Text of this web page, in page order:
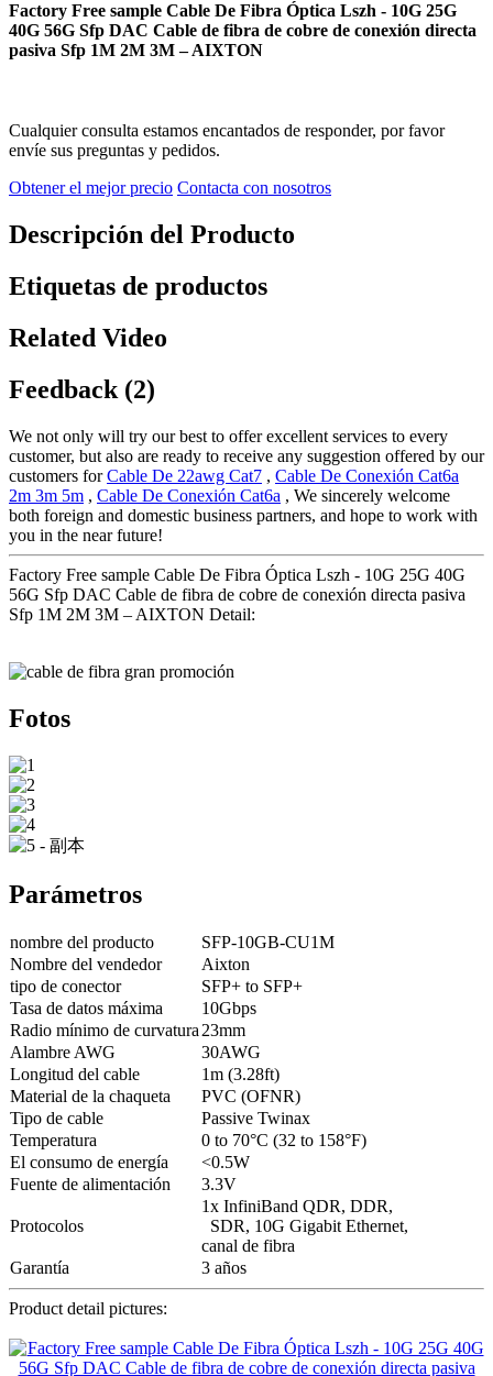
Factory Free sample Cable De Fibra Óptica Lszh - 10G 25G
40G 56G Sfp DAC Cable de fibra de cobre de conexión directa
pasiva Sfp 1M 2M 3M – AIXTON
Cualquier consulta estamos encantados de responder, por favor
envíe sus preguntas y pedidos.
Obtener el mejor precio Contacta con nosotros
Descripción del Producto
Etiquetas de productos
Related Video
Feedback (2)
We not only will try our best to offer excellent services to every
customer, but also are ready to receive any suggestion offered by our
customers forCable De 22awg Cat7 , Cable De Conexión Cat6a
2m 3m 5m , Cable De Conexión Cat6a , We sincerely welcome
both foreign and domestic business partners, and hope to work with
you in the near future!
Factory Free sample Cable De Fibra Óptica Lszh - 10G 25G 40G
56G Sfp DAC Cable de fibra de cobre de conexión directa pasiva
Sfp 1M 2M 3M – AIXTON Detail:
Fotos
Parámetros
nombre del producto
SFP-10GB-CU1M
Nombre del vendedor
Aixton
tipo de conector
SFP+ to SFP+
Tasa de datos máxima
10Gbps
Radio mínimo de curvatura 23mm
Alambre AWG
30AWG
Longitud del cable
1m (3.28ft)
Material de la chaqueta
PVC (OFNR)
Tipo de cable
Passive Twinax
Temperatura
0 to 70°C (32 to 158°F)
El consumo de energía
<0.5W
Fuente de alimentación
3.3V
Protocolos
1x InfiniBand QDR, DDR,
SDR, 10G Gigabit Ethernet,
canal de fibra
Garantía
3 años
Product detail pictures: